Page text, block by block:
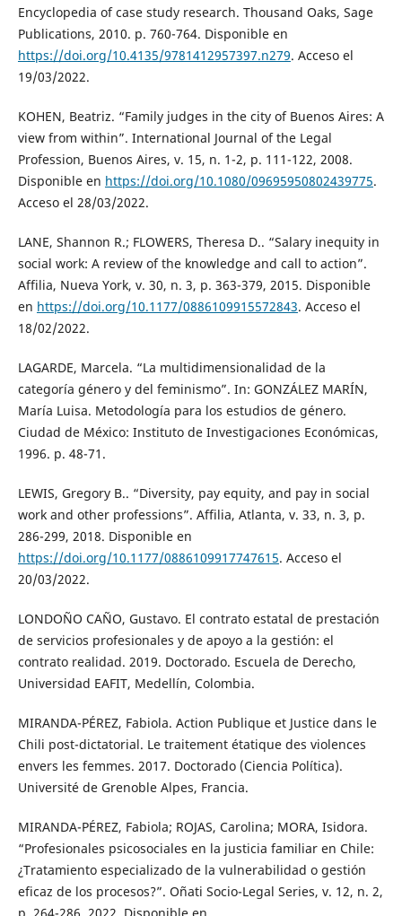
Encyclopedia of case study research. Thousand Oaks, Sage
Publications, 2010. p. 760-764. Disponible en
https://doi.org/10.4135/9781412957397.n279. Acceso el
19/03/2022.
KOHEN, Beatriz. “Family judges in the city of Buenos Aires: A
view from within”. International Journal of the Legal
Profession, Buenos Aires, v. 15, n. 1-2, p. 111-122, 2008.
Disponible en https://doi.org/10.1080/09695950802439775.
Acceso el 28/03/2022.
LANE, Shannon R.; FLOWERS, Theresa D.. “Salary inequity in
social work: A review of the knowledge and call to action”.
Affilia, Nueva York, v. 30, n. 3, p. 363-379, 2015. Disponible
en https://doi.org/10.1177/0886109915572843. Acceso el
18/02/2022.
LAGARDE, Marcela. “La multidimensionalidad de la
categoría género y del feminismo”. In: GONZÁLEZ MARÍN,
María Luisa. Metodología para los estudios de género.
Ciudad de México: Instituto de Investigaciones Económicas,
1996. p. 48-71.
LEWIS, Gregory B.. “Diversity, pay equity, and pay in social
work and other professions”. Affilia, Atlanta, v. 33, n. 3, p.
286-299, 2018. Disponible en
https://doi.org/10.1177/0886109917747615. Acceso el
20/03/2022.
LONDOÑO CAÑO, Gustavo. El contrato estatal de prestación
de servicios profesionales y de apoyo a la gestión: el
contrato realidad. 2019. Doctorado. Escuela de Derecho,
Universidad EAFIT, Medellín, Colombia.
MIRANDA-PÉREZ, Fabiola. Action Publique et Justice dans le
Chili post-dictatorial. Le traitement étatique des violences
envers les femmes. 2017. Doctorado (Ciencia Política).
Université de Grenoble Alpes, Francia.
MIRANDA-PÉREZ, Fabiola; ROJAS, Carolina; MORA, Isidora.
“Profesionales psicosociales en la justicia familiar en Chile:
¿Tratamiento especializado de la vulnerabilidad o gestión
eficaz de los procesos?”. Oñati Socio-Legal Series, v. 12, n. 2,